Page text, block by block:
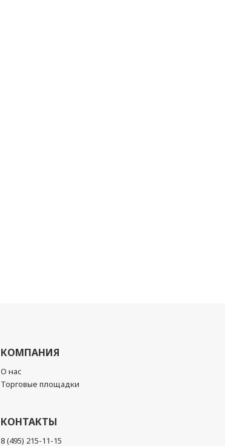
КОМПАНИЯ
О нас
Торговые площадки
КОНТАКТЫ
8 (495) 215-11-15